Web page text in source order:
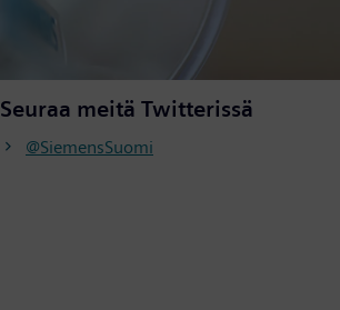
Seuraa meitä Twitterissä
@SiemensSuomi